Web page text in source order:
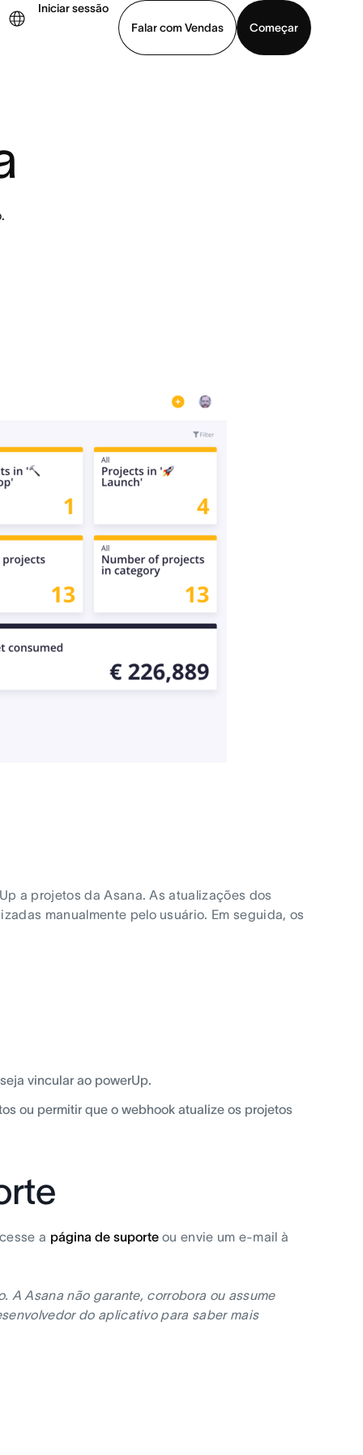
Iniciar sessão
Falar com Vendas
Começar
a projetos da Asana. As atualizações dos
manualmente pelo usuário. Em seguida, os
vincular ao powerUp.
ou permitir que o webhook atualize os projetos
a página de suporteou envie um e-mail à
A Asana não garante, corrobora ou assume
do aplicativo para saber mais